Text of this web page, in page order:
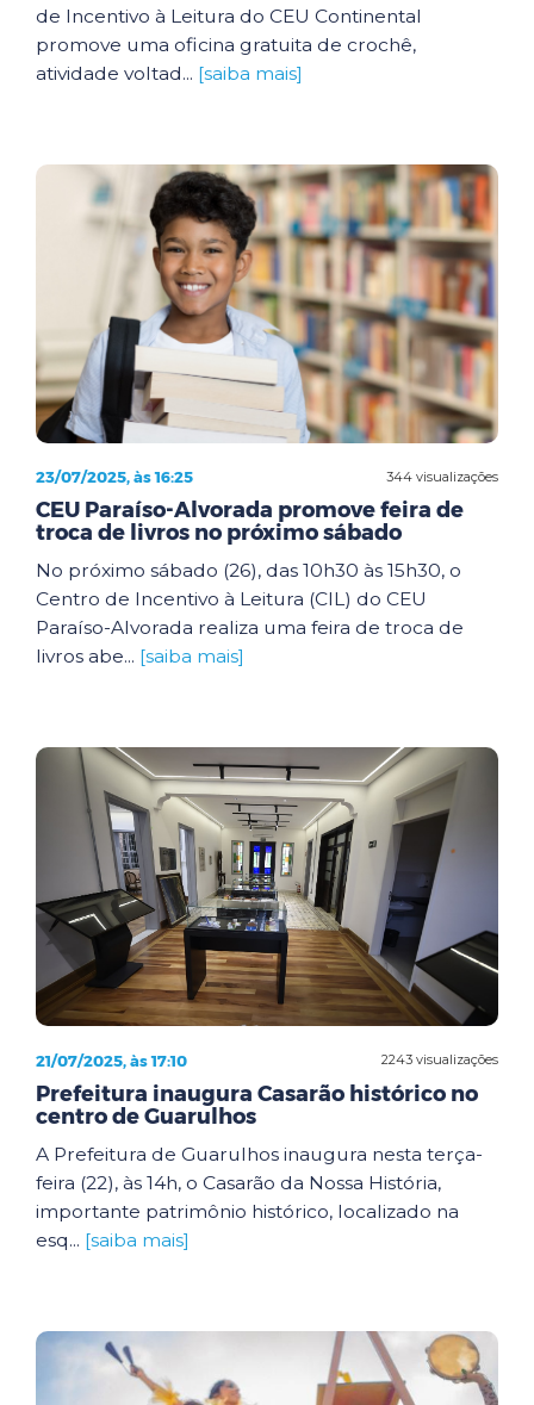
de Incentivo à Leitura do CEU Continental
promove uma oficina gratuita de crochê,
atividade voltad... [saiba mais]
344 visualizações
23/07/2025, às 16:25
CEU Paraíso-Alvorada promove feira de
troca de livros no próximo sábado
No próximo sábado (26), das 10h30 às 15h30, o
Centro de Incentivo à Leitura (CIL) do CEU
Paraíso-Alvorada realiza uma feira de troca de
livros abe... [saiba mais]
2243 visualizações
21/07/2025, às 17:10
Prefeitura inaugura Casarão histórico no
centro de Guarulhos
A Prefeitura de Guarulhos inaugura nesta terça-
feira (22), às 14h, o Casarão da Nossa História,
importante patrimônio histórico, localizado na
esq... [saiba mais]